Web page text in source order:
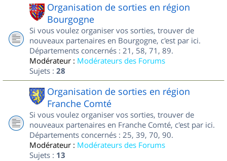
Organisation de sorties en région
Bourgogne
Si vous voulez organiser vos sorties, trouver de
nouveaux partenaires en Bourgogne, c'est par ici.
Départements concernés : 21, 58, 71, 89.
Modérateur : Modérateurs des Forums
Sujets : 28
Organisation de sorties en région
Franche Comté
Si vous voulez organiser vos sorties, trouver de
nouveaux partenaires en Franche Comté, c'est par ici.
Départements concernés : 25, 39, 70, 90.
Modérateur : Modérateurs des Forums
Sujets : 13